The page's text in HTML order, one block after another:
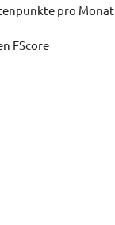
pro Monat
FScore